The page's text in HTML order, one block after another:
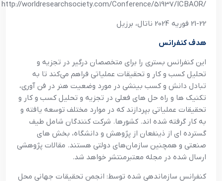
http://worldresearchsociety.com/Conference/51937/ICBAOR/
21-22 فوريه 2024 ناتال، برزيل
هدف کنفرانس
اين کنفرانس بستري را براي متخصصان درگير در تجزيه و
تحليل کسب و کار و تحقيقات عملياتي فراهم مي‌کند تا به
تبادل دانش و کسب بينشي در مورد وضعيت هنر در فن آوري،
تکنيک ها و راه حل هاي فعلي در تجزيه و تحليل کسب و کار و
تحقيقات عملياتي بپردازند که در موارد مختلف توسعه يافته و
به کار گرفته شده اند. کشورها. شرکت کنندگان شامل طيف
گسترده اي از ذينفعان از پژوهش و دانشگاه، بخش هاي
صنعتي و همچنين سازمان‌هاي دولتي هستند. مقالات پژوهشي
ارسال شده در مجله معتبرمنتشر خواهد شد.
کنفرانس سازماندهي شده توسط: انجمن تحقيقات جهاني محل